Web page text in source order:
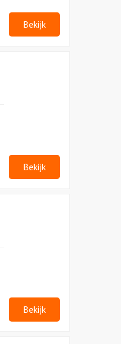
Bekijk
Bekijk
Bekijk